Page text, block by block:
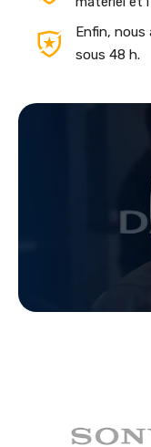
Enfin, nous
sous 48 h.